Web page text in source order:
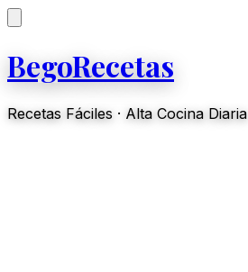
BegoRecetas
Recetas Fáciles · Alta Cocina Diaria